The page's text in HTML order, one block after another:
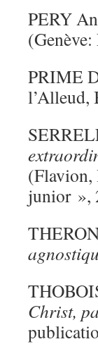
PERY
PRIME
l’Alleud,
(Flavion,
junior »,
Christ,